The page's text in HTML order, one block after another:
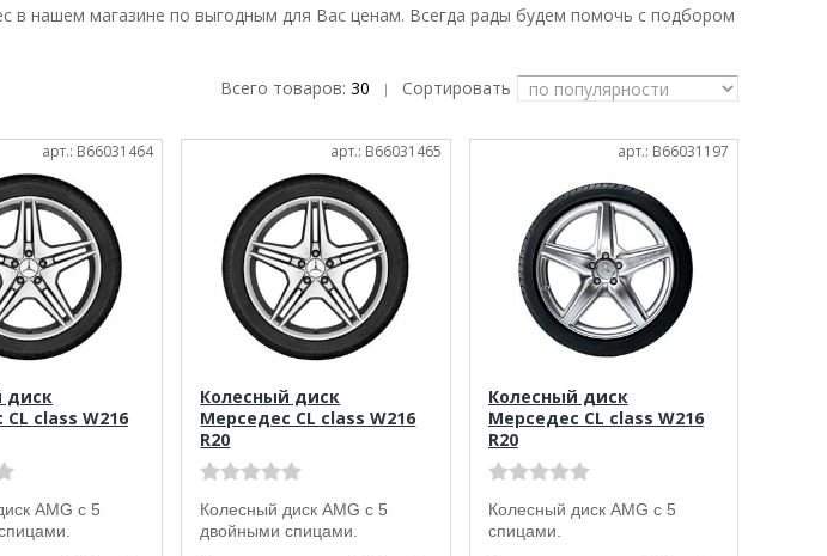
в нашем магазине по выгодным для Вас ценам. Всегда рады будем помочь с подбором
Всего товаров: 30 | Сортировать
арт.: B66031464
диск
class W216
AMG с 5
арт.: B66031465
Колесный диск
Мерседес CL class W216
R20
Колесный диск AMG с 5
двойными спицами.
арт.: B66031197
Колесный диск
Мерседес CL class W216
R20
Колесный диск AMG с 5
спицами.